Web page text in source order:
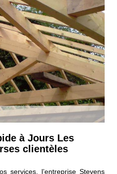
à Jours Les
clientèles
services, l’entreprise Stevens